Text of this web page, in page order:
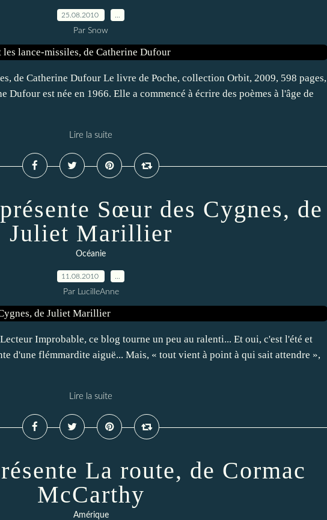
25.08.2010
Par Snow
de Catherine Dufour Le livre de Poche, collection Orbit, 2009, 598 pages,
est née en 1966. Elle a commencé à écrire des poèmes à l'âge de
Lire la suite
Sœur des Cygnes, de
Juliet Marillier
Océanie
11.08.2010
Par LucilleAnne
Improbable, ce blog tourne un peu au ralenti... Et oui, c'est l'été et
d'une flémmardite aiguë... Mais, « tout vient à point à qui sait attendre »,
Lire la suite
La route, de Cormac
McCarthy
Amérique